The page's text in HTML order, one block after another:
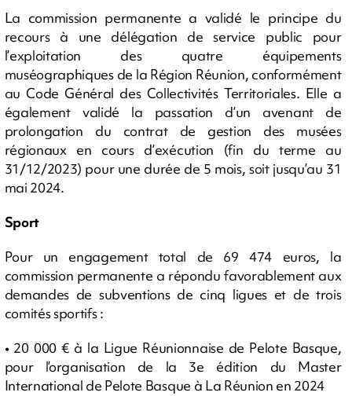
La commission permanente a validé le principe du
recours à une délégation de service public pour
l’exploitation des quatre équipements
muséographiques de la Région Réunion, conformément
au Code Général des Collectivités Territoriales. Elle a
également validé la passation d’un avenant de
prolongation du contrat de gestion des musées
régionaux en cours d’exécution (fin du terme au
31/12/2023) pour une durée de 5 mois, soit jusqu’au 31
mai 2024.
Sport
Pour un engagement total de 69 474 euros, la
commission permanente a répondu favorablement aux
demandes de subventions de cinq ligues et de trois
comités sportifs :
• 20 000 € à la Ligue Réunionnaise de Pelote Basque,
pour l’organisation de la 3e édition du Master
International de Pelote Basque à La Réunion en 2024